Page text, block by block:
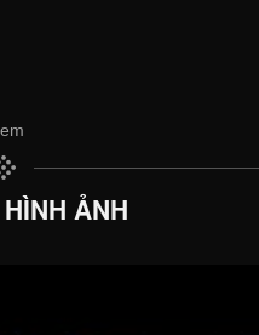
ẢNH